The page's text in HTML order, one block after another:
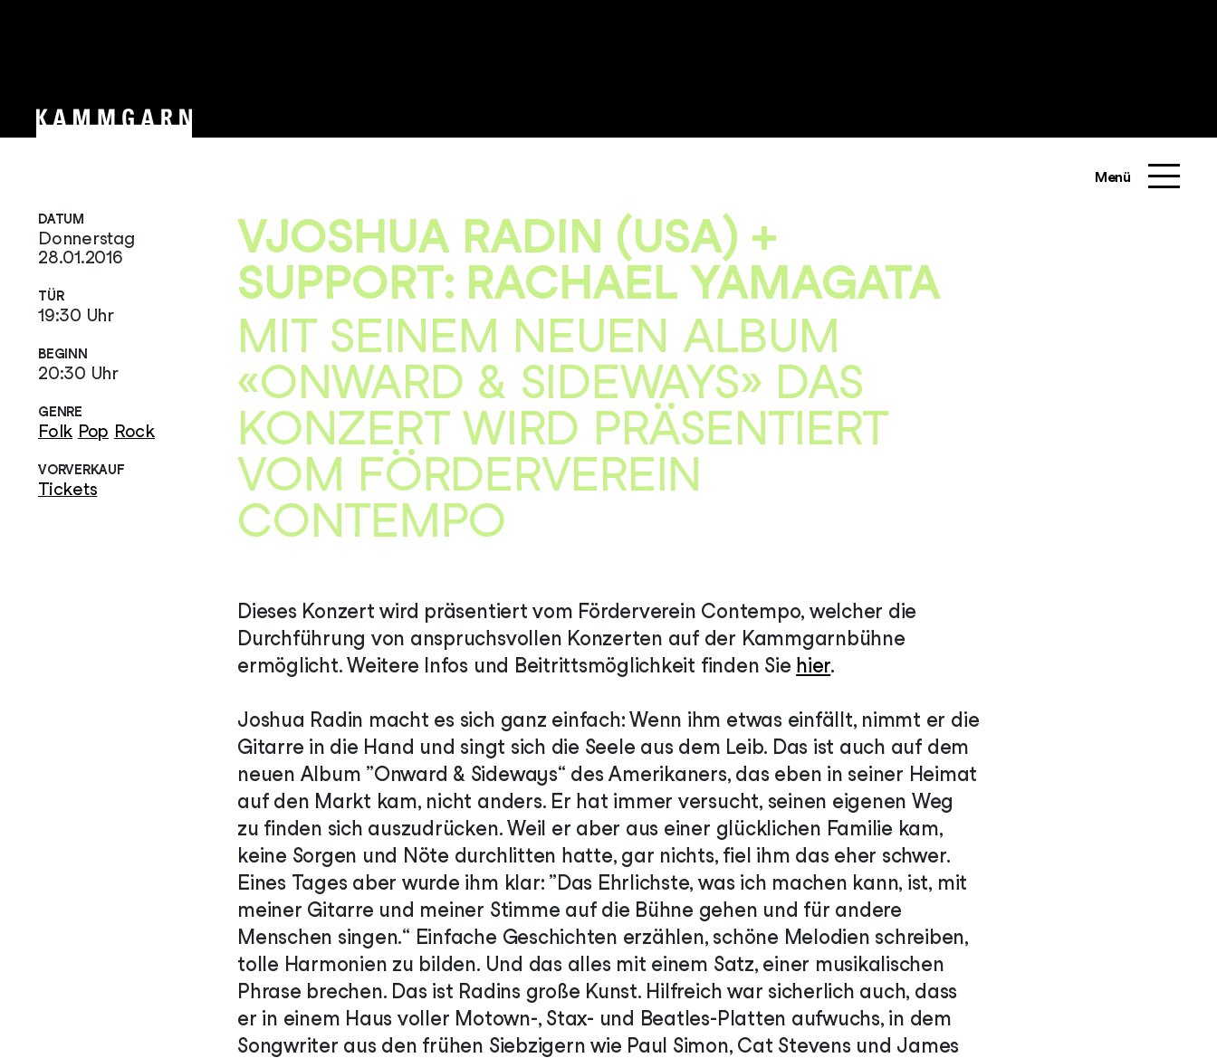
Menü
DATUM
Donnerstag
28.01.2016
TÜR
19:30 Uhr
BEGINN
20:30 Uhr
GENRE
Folk Pop Rock
VORVERKAUF
Tickets
VJOSHUA RADIN (USA) +
SUPPORT: RACHAEL YAMAGATA
MIT SEINEM NEUEN ALBUM
«ONWARD & SIDEWAYS» DAS
KONZERT WIRD PRÄSENTIERT
VOM FÖRDERVEREIN
CONTEMPO
Dieses Konzert wird präsentiert vom Förderverein Contempo, welcher die
Durchführung von anspruchsvollen Konzerten auf der Kammgarnbühne
ermöglicht. Weitere Infos und Beitrittsmöglichkeit finden Sie hier.
Joshua Radin macht es sich ganz einfach: Wenn ihm etwas einfällt, nimmt er die
Gitarre in die Hand und singt sich die Seele aus dem Leib. Das ist auch auf dem
neuen Album „Onward & Sideways“ des Amerikaners, das eben in seiner Heimat
auf den Markt kam, nicht anders. Er hat immer versucht, seinen eigenen Weg
zu finden sich auszudrücken. Weil er aber aus einer glücklichen Familie kam,
keine Sorgen und Nöte durchlitten hatte, gar nichts, fiel ihm das eher schwer.
Eines Tages aber wurde ihm klar: „Das Ehrlichste, was ich machen kann, ist, mit
meiner Gitarre und meiner Stimme auf die Bühne gehen und für andere
Menschen singen.“ Einfache Geschichten erzählen, schöne Melodien schreiben,
tolle Harmonien zu bilden. Und das alles mit einem Satz, einer musikalischen
Phrase brechen. Das ist Radins große Kunst. Hilfreich war sicherlich auch, dass
er in einem Haus voller Motown-, Stax- und Beatles-Platten aufwuchs, in dem
Songwriter aus den frühen Siebzigern wie Paul Simon, Cat Stevens und James